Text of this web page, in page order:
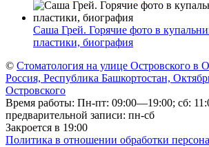
Саша Грей. Горячие фото в
пластики, биография
© Стоматология на улице Островского в
Россия, Республика Башкортостан,
Островского
Время работы: Пн-пт: 09:00—19:00; сб:
предварительной записи: пн-сб
Закроется в 19:00
Политика в отношении обработки